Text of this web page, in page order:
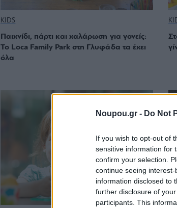
Noupou.gr - Do Not
If you wish to opt-out of
sensitive information for
confirm your selection.
continue seeing
information disclosed to
further disclosure of
participants. This
KIDS
Παιχνίδι, πάρτι και χαλάρωση για γονείς:
Το Loca Family Park στη Γλυφάδα τα έχει
όλα